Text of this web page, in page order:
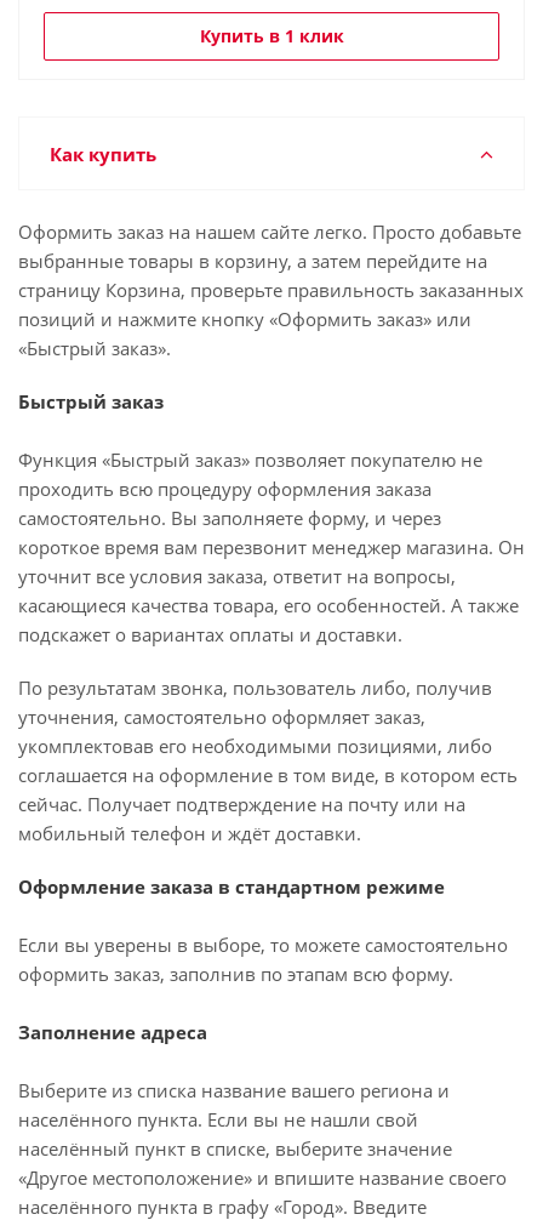
Купить в 1 клик
Как купить
Оформить заказ на нашем сайте легко. Просто добавьте
выбранные товары в корзину, а затем перейдите на
страницу Корзина, проверьте правильность заказанных
позиций и нажмите кнопку «Оформить заказ» или
«Быстрый заказ».
Быстрый заказ
Функция «Быстрый заказ» позволяет покупателю не
проходить всю процедуру оформления заказа
самостоятельно. Вы заполняете форму, и через
короткое время вам перезвонит менеджер магазина. Он
уточнит все условия заказа, ответит на вопросы,
касающиеся качества товара, его особенностей. А также
подскажет о вариантах оплаты и доставки.
По результатам звонка, пользователь либо, получив
уточнения, самостоятельно оформляет заказ,
укомплектовав его необходимыми позициями, либо
соглашается на оформление в том виде, в котором есть
сейчас. Получает подтверждение на почту или на
мобильный телефон и ждёт доставки.
Оформление заказа в стандартном режиме
Если вы уверены в выборе, то можете самостоятельно
оформить заказ, заполнив по этапам всю форму.
Заполнение адреса
Выберите из списка название вашего региона и
населённого пункта. Если вы не нашли свой
населённый пункт в списке, выберите значение
«Другое местоположение» и впишите название своего
населённого пункта в графу «Город». Введите